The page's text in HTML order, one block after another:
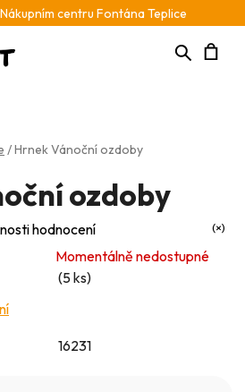
centru Fontána Teplice
Hledat
/Hrnek Vánoční ozdoby
Momentálně nedostupné
(5 ks)
16231
ozdoby
hodnocení